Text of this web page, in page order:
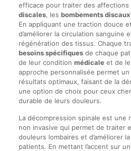
efficace pour traiter des affections
discales, les bombements discaux
En appliquant une traction douce
d’améliorer la circulation sanguine
régénération des tissus. Chaque
besoins spécifiquesde chaque
de leur condition médicaleet de
approche personnalisée permet un
résultats optimaux, faisant de la
une option de choix pour ceux
durable de leurs douleurs.
La décompression spinale est une
non invasive qui permet de traiter
douleurs lombaires et d’améliorer
patients. En mettant l’accent sur